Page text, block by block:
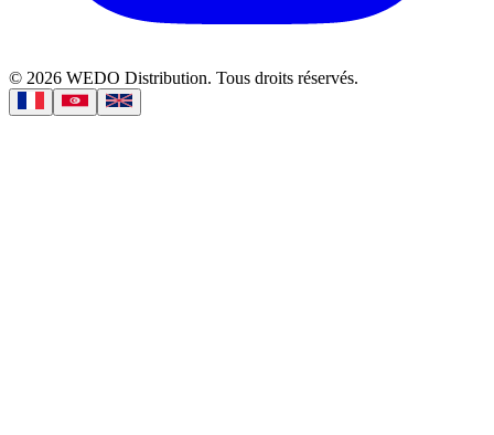
© 2026 WEDO Distribution. Tous droits réservés.